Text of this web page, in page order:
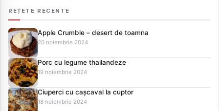
REȚETE RECENTE
Apple Crumble – desert de toamna
20 noiembrie 2024
Porc cu legume thailandeze
19 noiembrie 2024
Ciuperci cu cașcaval la cuptor
18 noiembrie 2024